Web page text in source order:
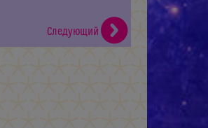
Следующий